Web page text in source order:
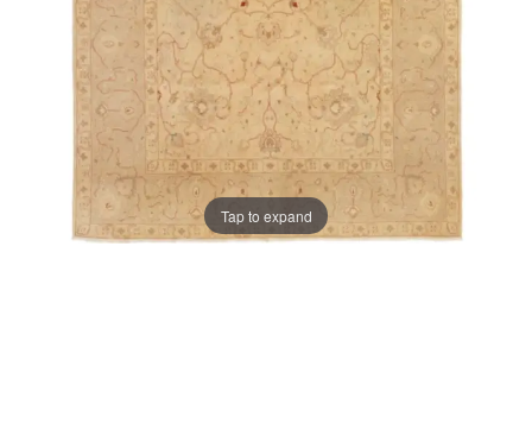
Tap to expand